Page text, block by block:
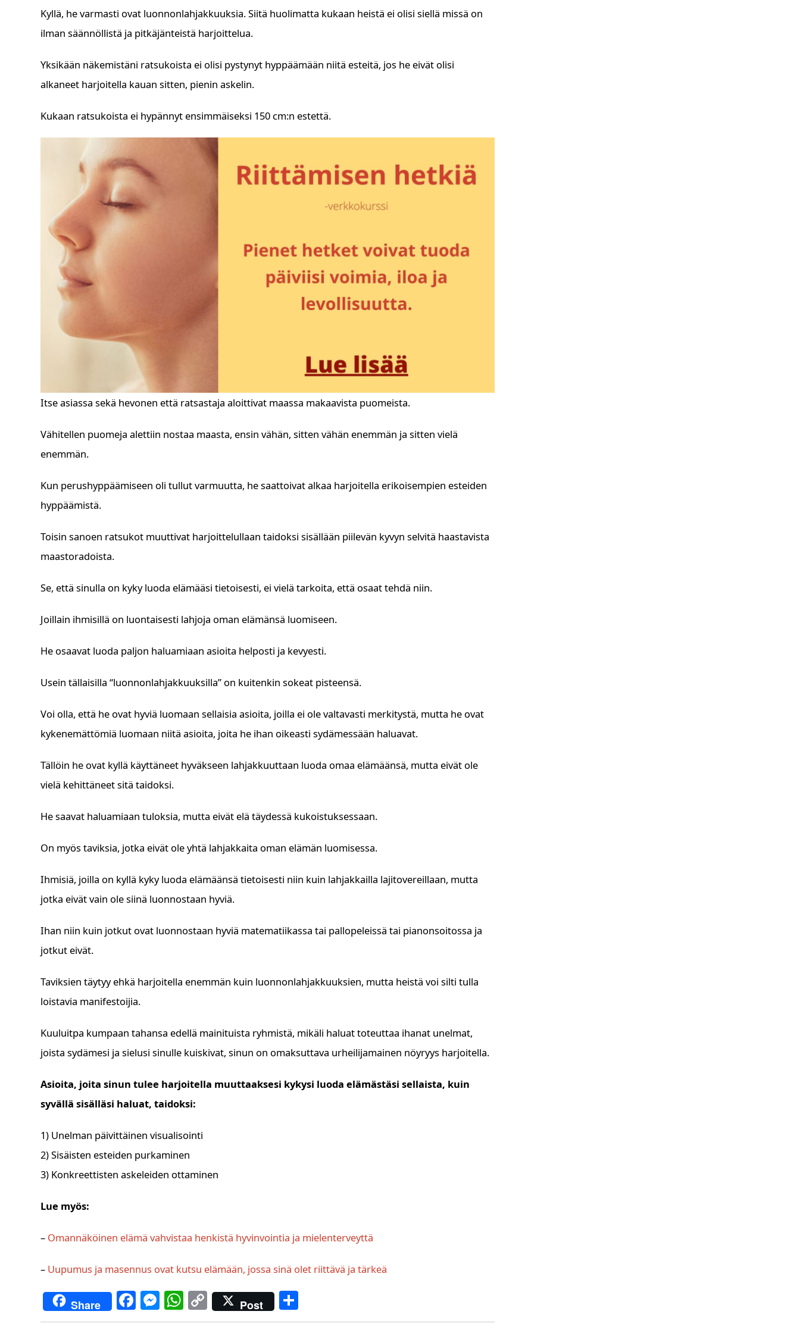
Kyllä, he varmasti ovat luonnonlahjakkuuksia. Siitä huolimatta kukaan heistä ei olisi siellä missä on
ilman säännöllistä ja pitkäjänteistä harjoittelua.
Yksikään näkemistäni ratsukoista ei olisi pystynyt hyppäämään niitä esteitä, jos he eivät olisi
alkaneet harjoitella kauan sitten, pienin askelin.
Kukaan ratsukoista ei hypännyt ensimmäiseksi 150 cm:n estettä.
Itse asiassa sekä hevonen että ratsastaja aloittivat maassa makaavista puomeista.
Vähitellen puomeja alettiin nostaa maasta, ensin vähän, sitten vähän enemmän ja sitten vielä
enemmän.
Kun perushyppäämiseen oli tullut varmuutta, he saattoivat alkaa harjoitella erikoisempien esteiden
hyppäämistä.
Toisin sanoen ratsukot muuttivat harjoittelullaan taidoksi sisällään piilevän kyvyn selvitä haastavista
maastoradoista.
Se, että sinulla on kyky luoda elämääsi tietoisesti, ei vielä tarkoita, että osaat tehdä niin.
Joillain ihmisillä on luontaisesti lahjoja oman elämänsä luomiseen.
He osaavat luoda paljon haluamiaan asioita helposti ja kevyesti.
Usein tällaisilla “luonnonlahjakkuuksilla” on kuitenkin sokeat pisteensä.
Voi olla, että he ovat hyviä luomaan sellaisia asioita, joilla ei ole valtavasti merkitystä, mutta he ovat
kykenemättömiä luomaan niitä asioita, joita he ihan oikeasti sydämessään haluavat.
Tällöin he ovat kyllä käyttäneet hyväkseen lahjakkuuttaan luoda omaa elämäänsä, mutta eivät ole
vielä kehittäneet sitä taidoksi.
He saavat haluamiaan tuloksia, mutta eivät elä täydessä kukoistuksessaan.
On myös taviksia, jotka eivät ole yhtä lahjakkaita oman elämän luomisessa.
Ihmisiä, joilla on kyllä kyky luoda elämäänsä tietoisesti niin kuin lahjakkailla lajitovereillaan, mutta
jotka eivät vain ole siinä luonnostaan hyviä.
Ihan niin kuin jotkut ovat luonnostaan hyviä matematiikassa tai pallopeleissä tai pianonsoitossa ja
jotkut eivät.
Taviksien täytyy ehkä harjoitella enemmän kuin luonnonlahjakkuuksien, mutta heistä voi silti tulla
loistavia manifestoijia.
Kuuluitpa kumpaan tahansa edellä mainituista ryhmistä, mikäli haluat toteuttaa ihanat unelmat,
joista sydämesi ja sielusi sinulle kuiskivat, sinun on omaksuttava urheilijamainen nöyryys harjoitella.
Asioita, joita sinun tulee harjoitella muuttaaksesi kykysi luoda elämästäsi sellaista, kuin
syvällä sisälläsi haluat, taidoksi:
1) Unelman päivittäinen visualisointi
2) Sisäisten esteiden purkaminen
3) Konkreettisten askeleiden ottaminen
Lue myös:
– Omannäköinen elämä vahvistaa henkistä hyvinvointia ja mielenterveyttä
– Uupumus ja masennus ovat kutsu elämään, jossa sinä olet riittävä ja tärkeä
Share F
a
M
e
W
h
C
o
Post
h